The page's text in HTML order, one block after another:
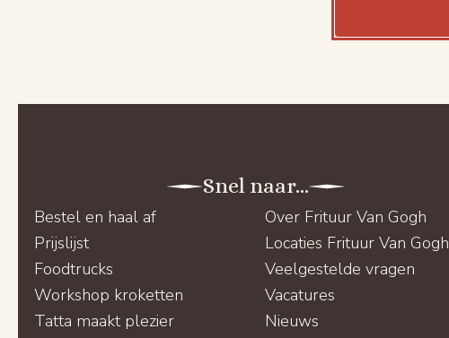
Snel naar...
Bestel en haal af
Prijslijst
Foodtrucks
Workshop kroketten
Tatta maakt plezier
Over Frituur Van Gogh
Locaties Frituur Van Gogh
Veelgestelde vragen
Vacatures
Nieuws